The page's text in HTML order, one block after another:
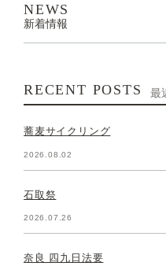
NEWS
新着情報
RECENT POSTS 最
蕎麦サイクリング
2026.08.02
石取祭
2026.07.26
奈良 四九日法要